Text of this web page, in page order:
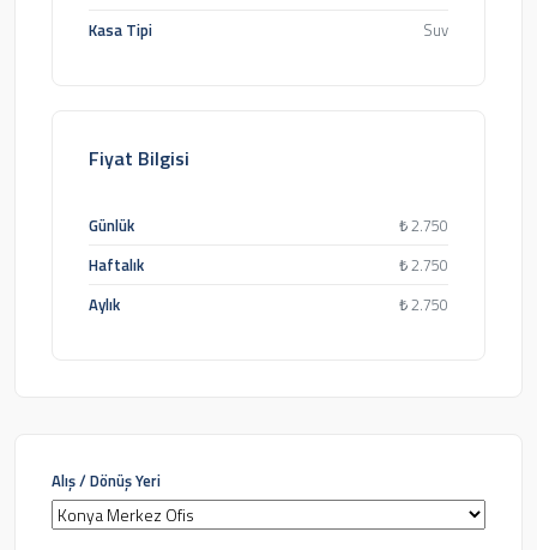
Kasa Tipi
Suv
Fiyat Bilgisi
Günlük ₺2.750
Haftalık
₺2.750
Aylık
₺2.750
Alış / Dönüş Yeri